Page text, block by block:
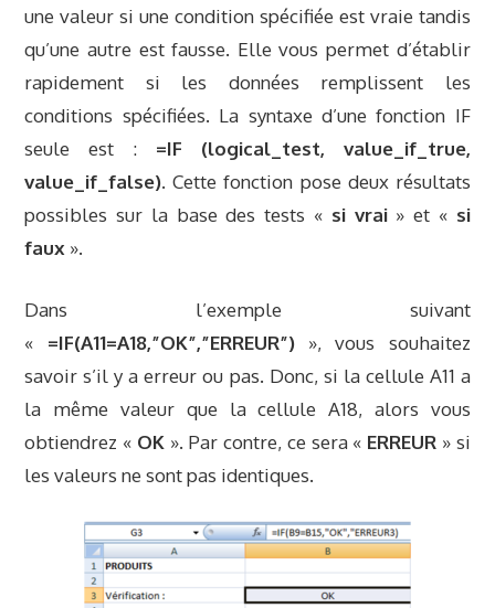
une valeur si une condition spécifiée est vraie tandis
qu’une autre est fausse. Elle vous permet d’établir
rapidement si les données remplissent les
conditions spécifiées. La syntaxe d’une fonction IF
seule est : =IF (logical_test, value_if_true,
value_if_false). Cette fonction pose deux résultats
possibles sur la base des tests « si vrai» et « si
faux ».
Dans l’exemple suivant
« =IF(A11=A18,”OK”,”ERREUR”)», vous souhaitez
savoir s’il y a erreur ou pas. Donc, si la cellule A11 a
la même valeur que la cellule A18, alors vous
obtiendrez « OK ». Par contre, ce sera « ERREUR » si
les valeurs ne sont pas identiques.